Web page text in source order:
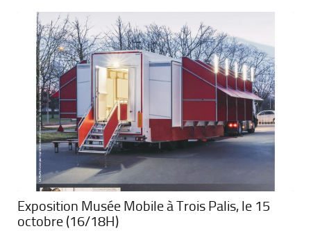
Exposition Musée Mobile à Trois Palis, le 15
octobre (16/18H)